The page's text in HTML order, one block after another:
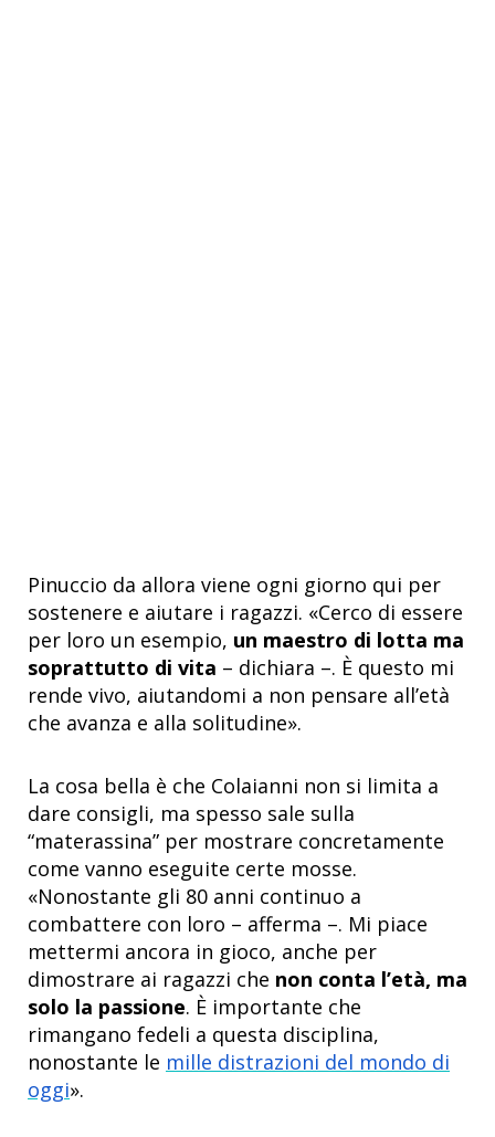
Pinuccio da allora viene ogni giorno qui per
sostenere e aiutare i ragazzi. «Cerco di essere
per loro un esempio, un maestro di lotta ma
soprattutto di vita – dichiara –. È questo mi
rende vivo, aiutandomi a non pensare all’età
che avanza e alla solitudine».
La cosa bella è che Colaianni non si limita a
dare consigli, ma spesso sale sulla
“materassina” per mostrare concretamente
come vanno eseguite certe mosse.
«Nonostante gli 80 anni continuo a
combattere con loro – afferma –. Mi piace
mettermi ancora in gioco, anche per
dimostrare ai ragazzi che non conta l’età, ma
solo la passione. È importante che
rimangano fedeli a questa disciplina,
nonostante le mille distrazioni del mondo di
oggi».